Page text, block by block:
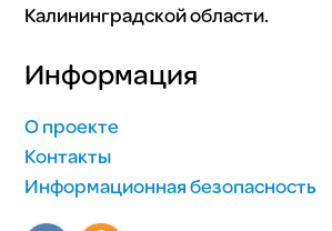
Калининградской области.
Информация
О проекте
Контакты
Информационная безопасность